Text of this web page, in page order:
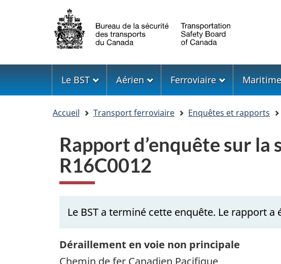
Sélection
de
la
langue
Menu
Le BST Aérien Ferroviaire
Accueil Transport ferroviaire Enquêtes et rapports
Rapport d’enquête sur
R16C0012
Le BST a terminé cette enquête. Le rapport a
Déraillement en voie non principale